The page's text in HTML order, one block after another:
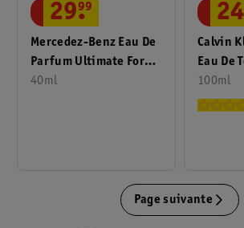
Mercedez-Benz Eau De
Parfum Ultimate For
Men
40ml
29.
99
Calvin
Eau De
100ml
24
Page suivante